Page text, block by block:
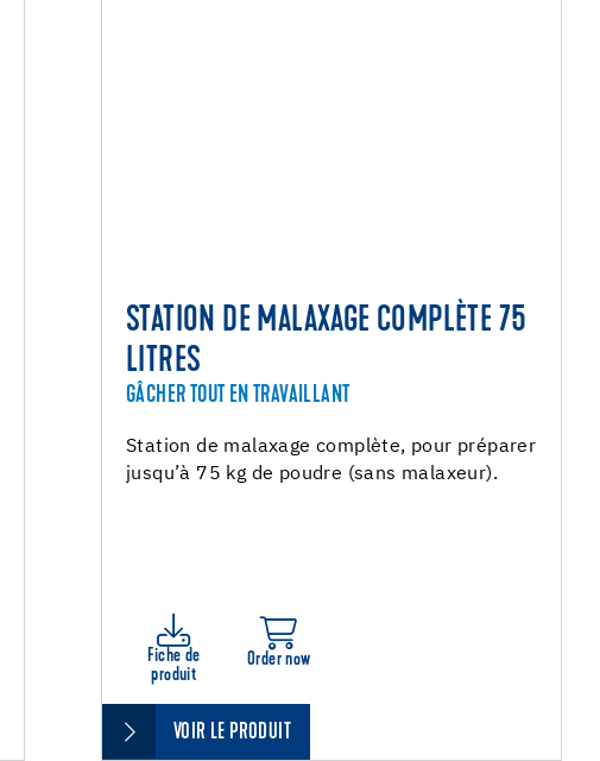
STATION DE MALAXAGE COMPLÈTE 75
LITRES
GÂCHER TOUT EN TRAVAILLANT
Station de malaxage complète, pour préparer
jusqu’à 75 kg de poudre (sans malaxeur).
Fiche de
produit
Order now
VOIR LE PRODUIT